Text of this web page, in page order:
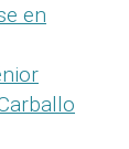
en